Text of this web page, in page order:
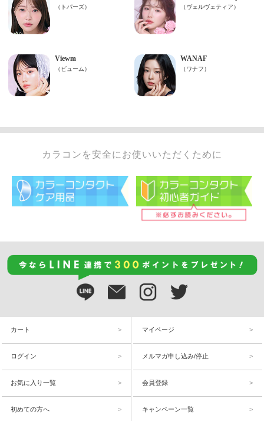
カラコンを安全にお使いいただくために
カート マイページ
ログイン メルマガ申し込み/停止
お気に入り一覧 会員登録
初めての方へ キャンペーン一覧